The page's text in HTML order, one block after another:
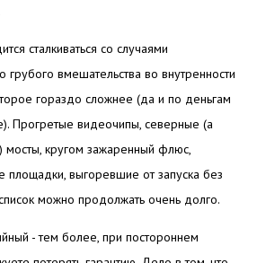
сталкиваться со случаями
грубого вмешательства во внутренности
гораздо сложнее (да и по деньгам
Прогретые видеочипы, северные (а
кругом зажаренный флюс,
площадки, выгоревшие от запуска без
можно продолжать очень долго.
- тем более, при постороннем